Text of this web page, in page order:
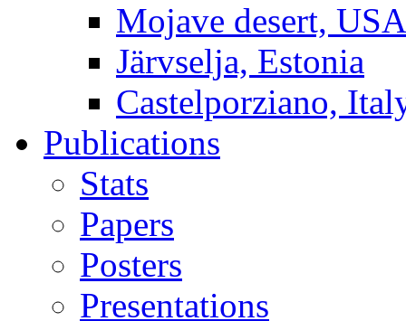
Mojave desert, USA
Järvselja, Estonia
Castelporziano,
Publications
Stats
Papers
Posters
Presentations